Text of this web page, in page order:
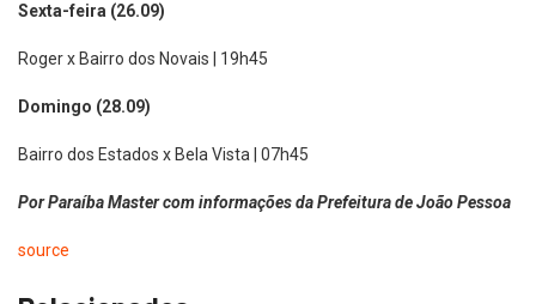
Sexta-feira (26.09)
Roger x Bairro dos Novais | 19h45
Domingo (28.09)
Bairro dos Estados x Bela Vista | 07h45
Por Paraíba Master com informações da Prefeitura de João Pessoa
source